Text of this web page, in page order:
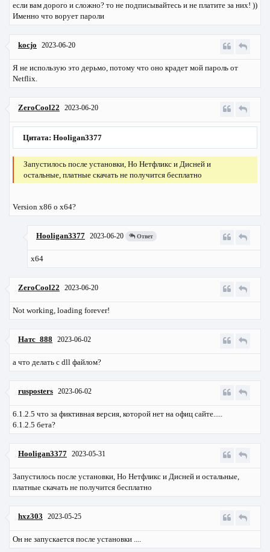
если вам дорого и сложно? то не подписывайтесь и не платите за них! ))
Именно что ворует пароли
kocjo 2023-06-20
Я не использую это дерьмо, потому что оно крадет мой пароль от
Netflix.
ZeroCool22 2023-06-20
Цитата: Hooligan3377
Запустилось после установки, Но Нетфликс и Дисней и
остальные, платные скачать не получится бесплатно
Version x86 o x64?
Hooligan3377 2023-06-20 Ответ
х64
ZeroCool22 2023-06-20
Not working, loading forever!
Натс_888 2023-06-02
а что делать с dll файлом?
rusposters 2023-06-02
6.1.2.5 что за фиктивная версия, которой нет на офиц сайте.....
6.1.2.5 бета?
Hooligan3377 2023-05-31
Запустилось после установки, Но Нетфликс и Дисней и остальные,
платные скачать не получится бесплатно
hxz303 2023-05-25
Он не запускается после установки ....